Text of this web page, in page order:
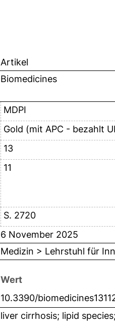
Artikel
Biomedicines
MDPI
Gold (mit APC - bezahlt
13
11
S. 2720
6 November 2025
Medizin > Lehrstuhl für
Wert
10.3390/
liver cirrhosis; lipid